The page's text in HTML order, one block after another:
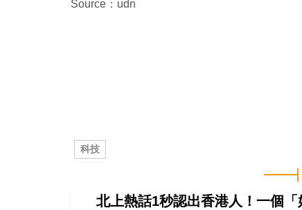
Source：udn
科技
北上熱話1秒認出香港人！一個